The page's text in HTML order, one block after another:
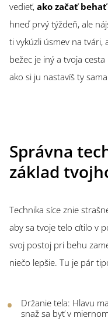
vedieť, ako začať
hneď prvý týždeň, ale
ti vykúzli úsmev na tvári,
bežec je iný a tvoja
ako si ju nastavíš ty
Správna
základ
Technika síce znie
aby sa tvoje telo cítilo v
svoj postoj pri behu
niečo lepšie. Tu je pár
Držanie tela: Hlavu
snaž sa byť v